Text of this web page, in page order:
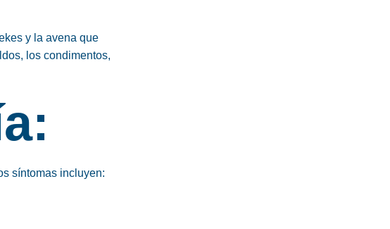
y la avena que
los condimentos,
síntomas incluyen: